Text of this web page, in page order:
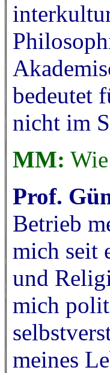
bedeutet
nicht im
MM:
Prof.
Betrieb
mich seit
und
mich
meines